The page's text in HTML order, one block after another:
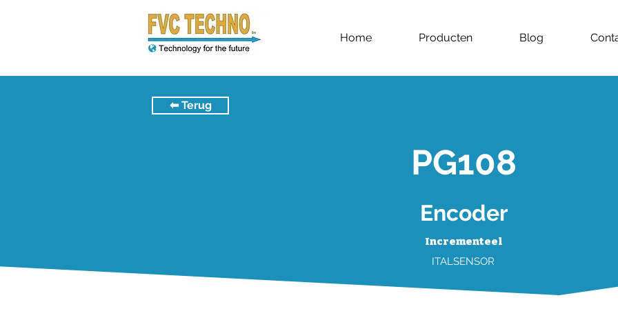
Home Producten Blog
⬅︎ Terug
Encoder
Incrementeel
ITALSENSOR
PG108